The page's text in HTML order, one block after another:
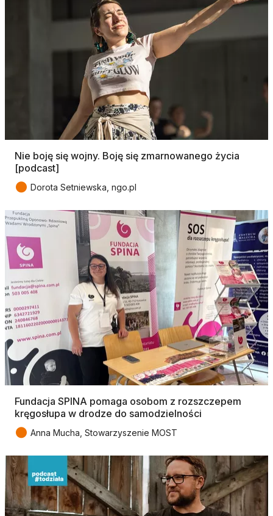
Nie boję się wojny. Boję się zmarnowanego życia
[podcast]
● Dorota Setniewska, ngo.pl
Fundacja SPINA pomaga osobom z rozszczepem
kręgosłupa w drodze do samodzielności
● Anna Mucha, Stowarzyszenie MOST